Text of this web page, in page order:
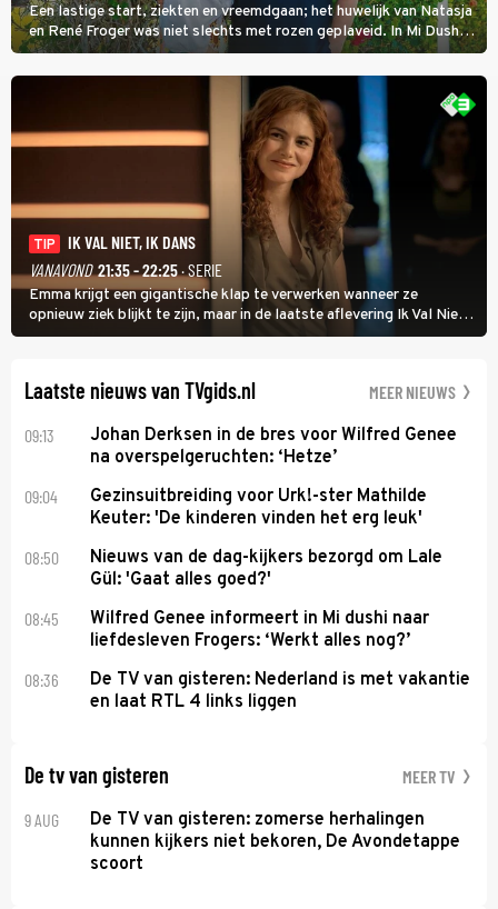
Een lastige start, ziekten en vreemdgaan; het huwelijk van Natasja
en René Froger was niet slechts met rozen geplaveid. In Mi Dushi:
Wat Is Dan Liefde? neemt Wilfred Genee het showbizzkoppel mee
uit vissen om het over de liefde te hebben.
TIP
IK VAL NIET, IK DANS
VANAVOND 21:35 - 22:25· SERIE
Emma krijgt een gigantische klap te verwerken wanneer ze
opnieuw ziek blijkt te zijn, maar in de laatste aflevering Ik Val Niet,
Ik Dans laat ze zien dat ze niet van plan is op te geven, zelfs als ze
Laatste nieuws van TVgids.nl MEER NIEUWS
09:13
Johan Derksen in de bres voor Wilfred Genee
na overspelgeruchten: ‘Hetze’
09:04
Gezinsuitbreiding voor Urk!-ster Mathilde
Keuter: 'De kinderen vinden het erg leuk'
08:50
Nieuws van de dag-kijkers bezorgd om Lale
Gül: 'Gaat alles goed?'
08:45
Wilfred Genee informeert in Mi dushi naar
liefdesleven Frogers: ‘Werkt alles nog?’
08:36
De TV van gisteren: Nederland is met vakantie
en laat RTL 4 links liggen
De tv van gisteren MEER TV
9 AUG
De TV van gisteren: zomerse herhalingen
kunnen kijkers niet bekoren, De Avondetappe
scoort